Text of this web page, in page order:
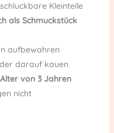
Kleinteile
als Schmuckstück
aufbewahren
darauf kauen
von 3 Jahren
nicht